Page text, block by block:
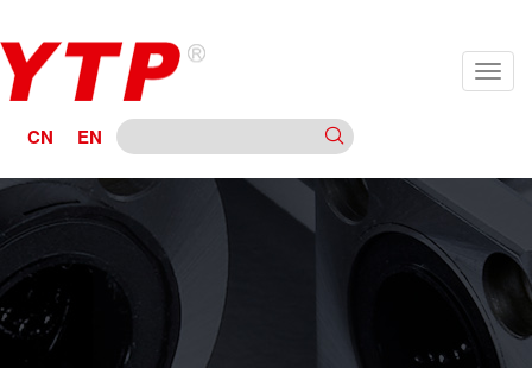
CN EN